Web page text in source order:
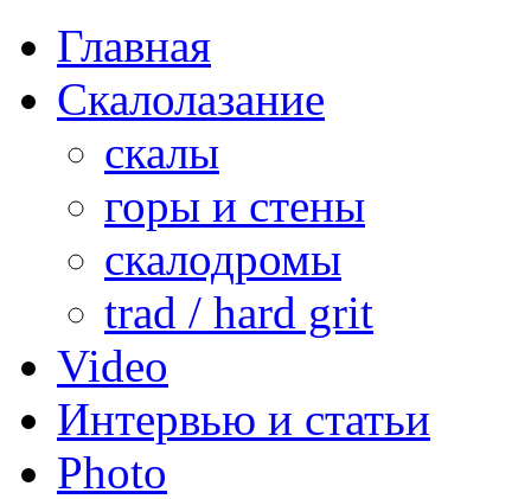
Главная
Скалолазание
скалы
горы и стены
скалодромы
trad / hard grit
Video
Интервью и статьи
Photo